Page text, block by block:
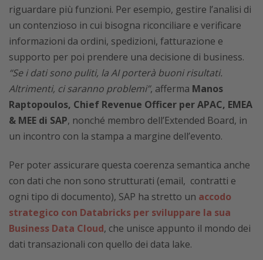
riguardare più funzioni. Per esempio, gestire l’analisi di
un contenzioso in cui bisogna riconciliare e verificare
informazioni da ordini, spedizioni, fatturazione e
supporto per poi prendere una decisione di business.
“Se i dati sono puliti, la AI porterà buoni risultati.
Altrimenti, ci saranno problemi”, afferma Manos
Raptopoulos, Chief Revenue Officer per APAC, EMEA
& MEE di SAP, nonché membro dell’Extended Board, in
un incontro con la stampa a margine dell’evento.
Per poter assicurare questa coerenza semantica anche
con dati che non sono strutturati (email, contratti e
ogni tipo di documento), SAP ha stretto un accodo
strategico con Databricks per sviluppare la sua
Business Data Cloud, che unisce appunto il mondo dei
dati transazionali con quello dei data lake.